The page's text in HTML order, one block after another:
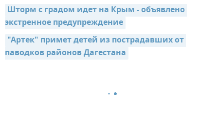
Шторм с градом идет на Крым - объявлено
экстренное предупреждение
"Артек" примет детей из пострадавших от
паводков районов Дагестана